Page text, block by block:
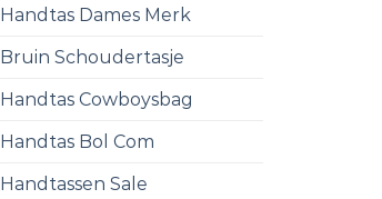
Handtas Dames Merk
Bruin Schoudertasje
Handtas Cowboysbag
Handtas Bol Com
Handtassen Sale